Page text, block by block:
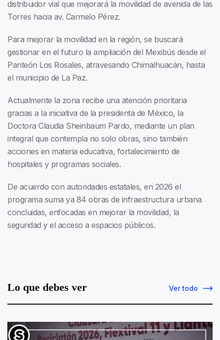
distribuidor vial que mejorará la movilidad de avenida de las
Torres hacia av. Carmelo Pérez.
Para mejorar la movilidad en la región, se buscará
gestionar en el futuro la ampliación del Mexibús desde el
Panteón Los Rosales, atravesando Chimalhuacán, hasta
el municipio de La Paz.
Actualmente la zona recibe una atención prioritaria
gracias a la iniciativa de la presidenta de México, la
Doctora Claudia Sheinbaum Pardo, mediante un plan
integral que contempla no solo obras, sino también
acciones en materia educativa, fortalecimiento de
hospitales y programas sociales.
De acuerdo con autoridades estatales, en 2026 el
programa suma ya 84 obras de infraestructura urbana
concluidas, enfocadas en mejorar la movilidad, la
seguridad y el acceso a espacios públicos.
Lo que debes ver Ver todo